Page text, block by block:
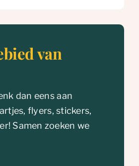
van
dan eens aan
flyers, stickers,
Samen zoeken we